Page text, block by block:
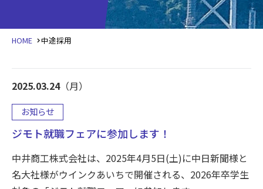
HOME 中途採用
2025.03.24（月）
お知らせ
ジモト就職フェアに参加します！
中井商工株式会社は、2025年4月5日(土)に中日新聞様と
名大社様がウインクあいちで開催される、2026年卒学生